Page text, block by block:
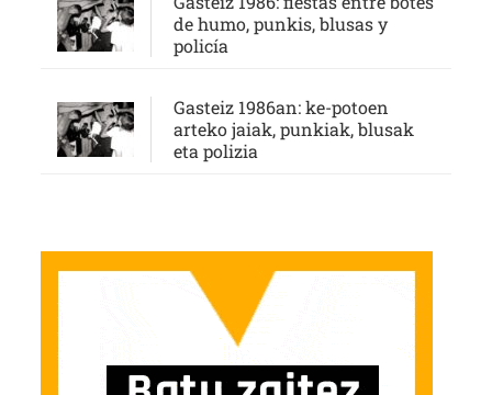
de humo, punkis, blusas y
policía
Gasteiz 1986an: ke-potoen
arteko jaiak, punkiak, blusak
eta polizia